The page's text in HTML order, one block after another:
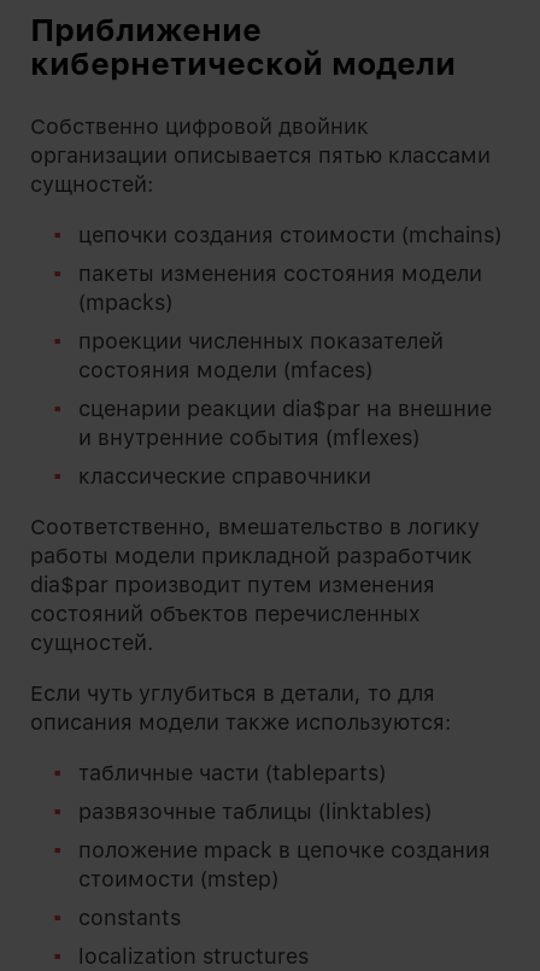
Приближение
кибернетической модели
Собственно цифровой двойник
организации описывается пятью классами
сущностей:
цепочки создания стоимости (mchains)
пакеты изменения состояния модели
(mpacks)
проекции численных показателей
состояния модели (mfaces)
сценарии реакции dia$par на внешние
и внутренние события (mflexes)
классические справочники
Соответственно, вмешательство в логику
работы модели прикладной разработчик
dia$par производит путем изменения
состояний объектов перечисленных
сущностей.
Если чуть углубиться в детали, то для
описания модели также используются:
табличные части (tableparts)
развязочные таблицы (linktables)
положение mpack в цепочке создания
стоимости (mstep)
constants
localization structures